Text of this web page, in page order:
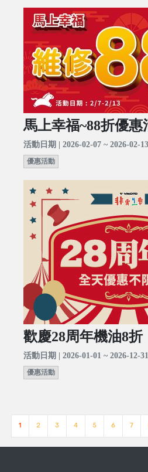
馬上幸福~88折優惠
活動日期 | 2026-02-07 ~ 2026-02-13
優惠活動
歡慶28周年機油8折
活動日期 | 2026-01-01 ~ 2026-12-31
優惠活動
1 2 3 4 5 6 7